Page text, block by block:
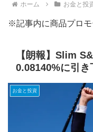
ホーム お金と投
※記事内に商品プロ
【朗報】Slim
0.08140%に引き
お金と投資